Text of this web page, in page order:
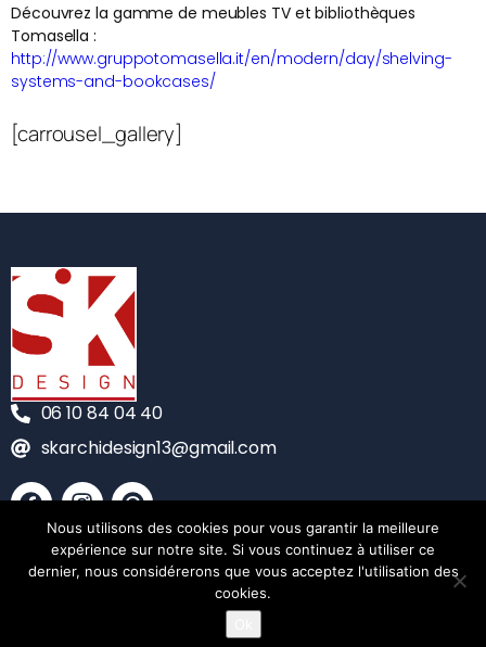
Découvrez la gamme de meubles TV et bibliothèques
Tomasella :
http://www.gruppotomasella.it/en/modern/day/shelving-
systems-and-bookcases/
[carrousel_gallery]
06 10 84 04 40
skarchidesign13@gmail.com
CONTACT
MENTIONS LÉGALES
Nous utilisons des cookies pour vous garantir la meilleure
expérience sur notre site. Si vous continuez à utiliser ce
dernier, nous considérerons que vous acceptez l'utilisation des
cookies.